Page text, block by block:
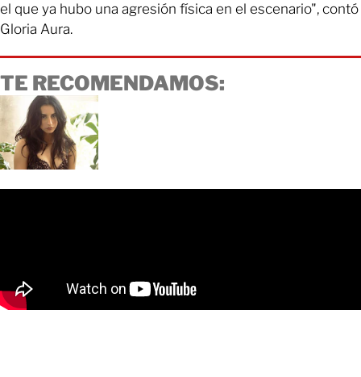
el que ya hubo una agresión física en el escenario", contó
Gloria Aura.
TE RECOMENDAMOS: